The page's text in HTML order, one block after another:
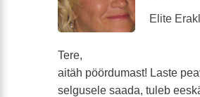
Elite
Tere,
aitäh pöördumast! Laste
selgusele saada, tuleb